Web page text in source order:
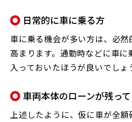
日常的に車に乗る方
車に乗る機会が多い方は、必
高まります。通勤時などに車に
入っておいたほうが良いでしょ
車両本体のローンが残っ
上述したように、仮に車が全額